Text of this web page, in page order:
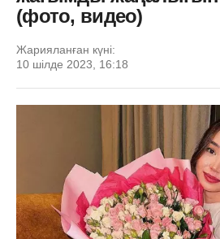
(фото, видео)
Жарияланған күні:
10 шілде 2023, 16:18